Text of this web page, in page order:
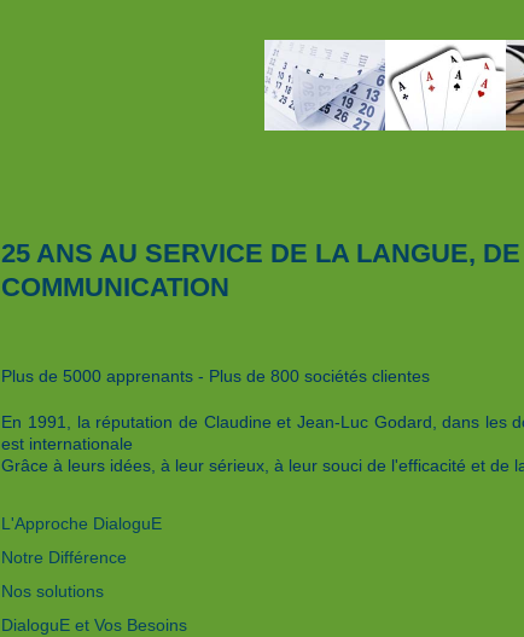
25 ANS AU SERVICE DE LA LANGUE,
COMMUNICATION
Plus de 5000 apprenants - Plus de 800 sociétés clientes
En 1991, la réputation de Claudine et Jean-Luc Godard, dans les
est internationale
Grâce à leurs idées, à leur sérieux, à leur souci de l'efficacité et de
L'Approche DialoguE
Notre Différence
Nos solutions
DialoguE et Vos Besoins